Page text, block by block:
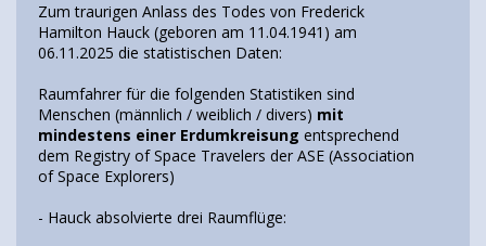
Zum traurigen Anlass des Todes von Frederick
Hamilton Hauck (geboren am 11.04.1941) am
06.11.2025 die statistischen Daten:
Raumfahrer für die folgenden Statistiken sind
Menschen (männlich / weiblich / divers) mit
mindestens einer Erdumkreisung entsprechend
dem Registry of Space Travelers der ASE (Association
of Space Explorers)
- Hauck absolvierte drei Raumflüge: